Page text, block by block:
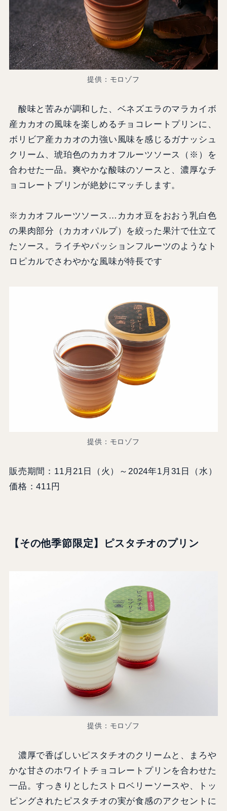
提供：モロゾフ
酸味と苦みが調和した、ベネズエラのマラカイボ
産カカオの風味を楽しめるチョコレートプリンに、
ボリビア産カカオの力強い風味を感じるガナッシュ
クリーム、琥珀色のカカオフルーツソース（※）を
合わせた一品。爽やかな酸味のソースと、濃厚なチ
ョコレートプリンが絶妙にマッチします。
※カカオフルーツソース…カカオ豆をおおう乳白色
の果肉部分（カカオパルプ）を絞った果汁で仕立て
たソース。ライチやパッションフルーツのようなト
ロピカルでさわやかな風味が特長です
提供：モロゾフ
販売期間：11月21日（火）～2024年1月31日（水）
価格：411円
【その他季節限定】 ピスタチオのプリン
提供：モロゾフ
濃厚で香ばしいピスタチオのクリームと、まろや
かな甘さのホワイトチョコレートプリンを合わせた
一品。すっきりとしたストロベリーソースや、トッ
ピングされたピスタチオの実が食感のアクセントに